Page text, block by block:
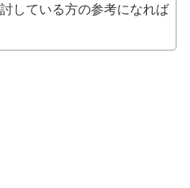
している方の参考になれば